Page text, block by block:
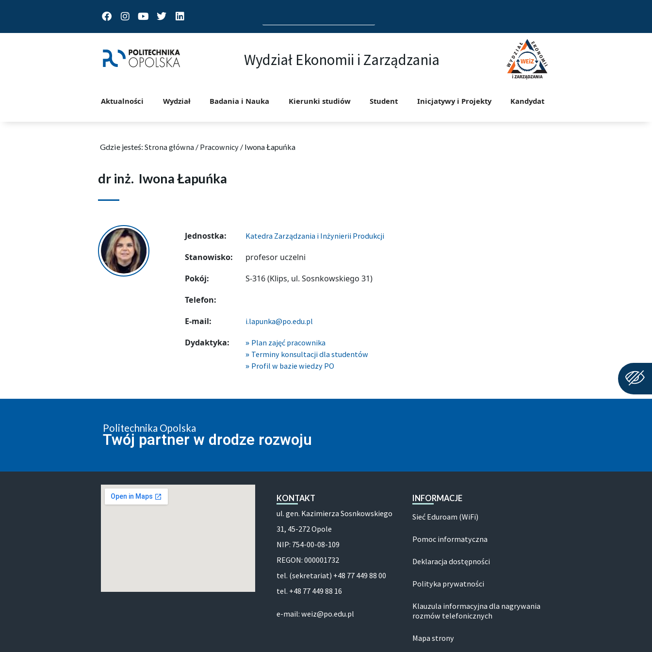
FacebookInstagram
Youtube
TwitterLinkedin
for:
Wydział Ekonomii i Zarządzania
Aktualności Wydział Badania i Nauka Kierunki studiów Student Inicjatywy i Projekty Kandydat
Gdzie jesteś: Strona główna / Pracownicy/ Iwona Łapuńka
dr inż. Iwona Łapuńka
Jednostka: Katedra Zarządzania i Inżynierii Produkcji
Stanowisko:
profesor uczelni
Pokój:
S-316 (Klips, ul. Sosnkowskiego 31)
Telefon:
E-mail:
i.lapunka@po.edu.pl
Dydaktyka:
Plan zajęć pracownika
Terminy konsultacji dla studentów
Profil w bazie wiedzy PO
Politechnika Opolska
Twój partner w drodze rozwoju
KONTAKT
ul. gen. Kazimierza Sosnkowskiego
31, 45-272 Opole
NIP: 754-00-08-109
REGON: 000001732
tel. (sekretariat) +48 77 449 88 00
tel. +48 77 449 88 16
e-mail: weiz@po.edu.pl
INFORMACJE
Sieć Eduroam (WiFi)
Pomoc informatyczna
Deklaracja dostępności
Polityka prywatności
Klauzula informacyjna dla nagrywania
rozmów telefonicznych
Mapa strony